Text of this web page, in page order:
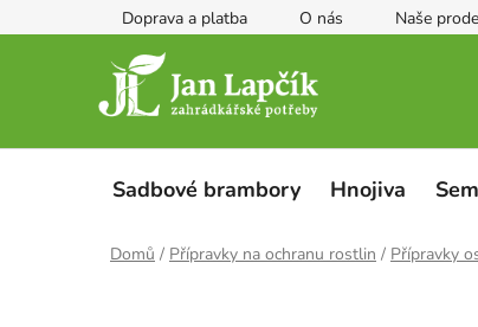
na
Doprava a platba O nás Naše
Sadbové brambory Hnojiva
Domů / Přípravky na ochranu rostlin / Přípravky